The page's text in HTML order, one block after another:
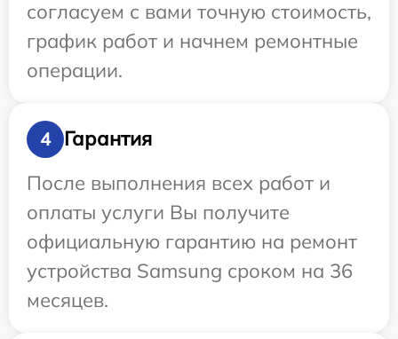
согласуем с вами точную стоимость,
график работ и начнем ремонтные
операции.
4
Гарантия
После выполнения всех работ и
оплаты услуги Вы получите
официальную гарантию на ремонт
устройства Samsung сроком на 36
месяцев.